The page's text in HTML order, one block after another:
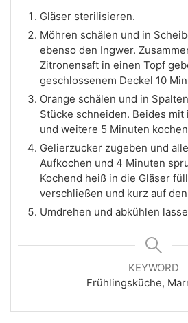
Gläser sterilisieren.
Möhren schälen und in
ebenso den Ingwer.
Zitronensaft in einen Topf
geschlossenem Deckel 10
Orange schälen und in
Stücke schneiden. Beides mit
und weitere 5 Minuten
Gelierzucker zugeben und
Aufkochen und 4 Minuten
Kochend heiß in die Gläser
verschließen und kurz auf
Umdrehen und abkühlen
KEYWORD
Frühlingsküche,